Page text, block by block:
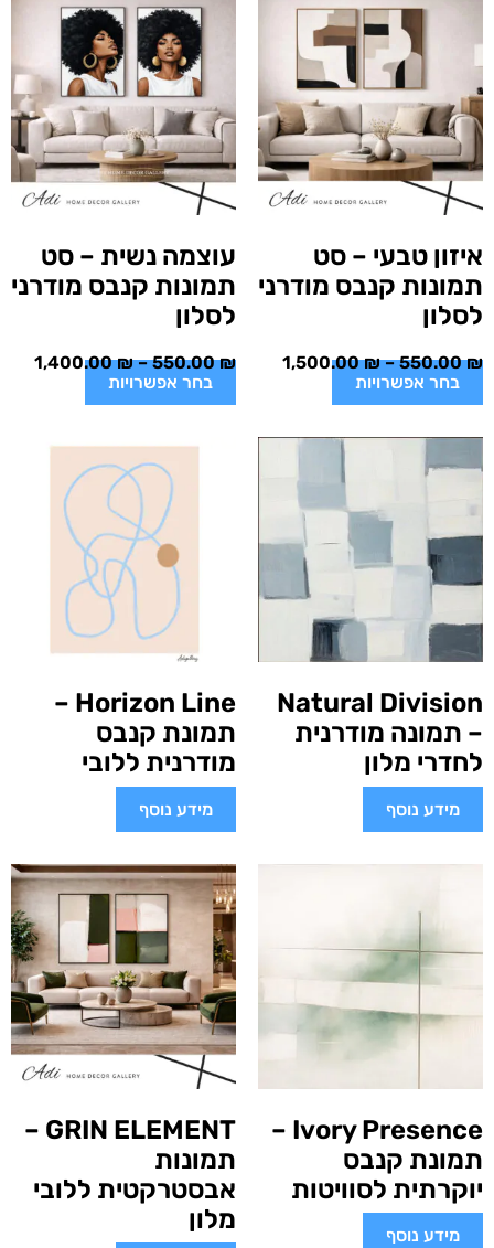
איזון טבעי – סט
תמונות קנבס מודרני
לסלון
550.00₪
–
1,500.00₪
בחר אפשרויות
עוצמה נשית – סט
תמונות קנבס מודרני
לסלון
550.00₪
–
1,400.00₪
בחר אפשרויות
Natural Division
– תמונה מודרנית
לחדרי מלון
מידע נוסף
Horizon Line –
תמונת קנבס
מודרנית ללובי
מידע נוסף
Ivory Presence –
תמונת קנבס
יוקרתית לסוויטות
מידע נוסף
GRIN ELEMENT –
תמונות
אבסטרקטית ללובי
מלון